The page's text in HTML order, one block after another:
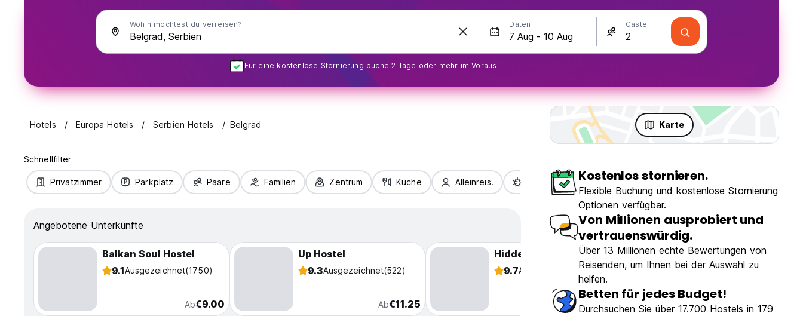
Wohin möchtest du verreisen? Daten Gäste
Für eine kostenlose Stornierung buche 2 Tage oder mehr im Voraus
Hotels Europa Hotels Serbien Hotels Belgrad Karte
Schnellfilter
Privatzimmer Parkplatz Paare Familien Zentrum Küche Alleinreis. Spaß & Party
Angebotene Unterkünfte
Balkan Soul Hostel
9.1Ausgezeichnet(1750)
Ab€9.00
Up Hostel
9.3Ausgezeichnet(522)
Ab€11.25
Hidden Gem
9.7Ausgezeichnet(328)
Ab€15.00
Kostenlos stornieren.
Flexible Buchung und kostenlose Stornierung
Optionen verfügbar.
Von Millionen ausprobiert und
vertrauenswürdig.
Über 13 Millionen echte Bewertungen von
Reisenden, um Ihnen bei der Auswahl zu
helfen.
Betten für jedes Budget!
Durchsuchen Sie über 17.700 Hostels in 179